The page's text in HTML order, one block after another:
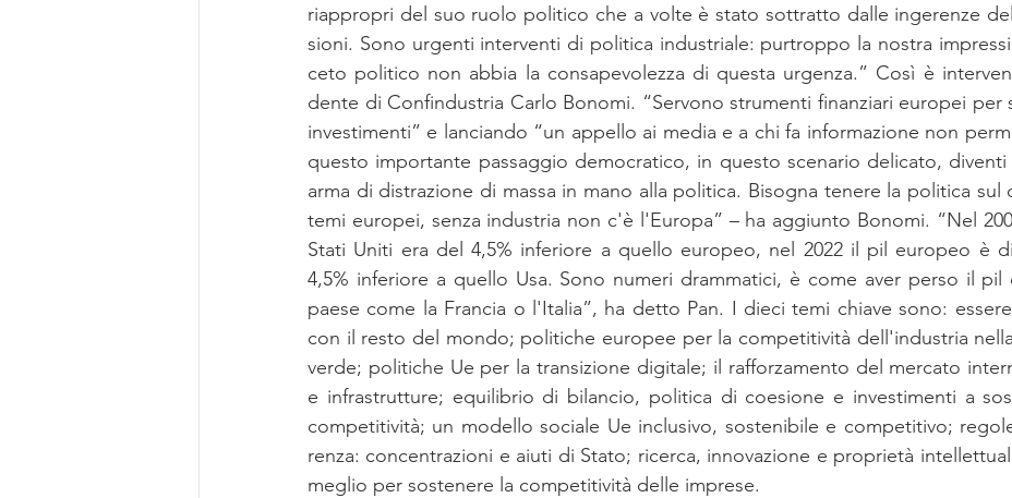
riap­pro­pri del suo ruolo po­li­ti­co che a vol­te è sta­to sot­trat­to dal­le in­ge­ren­ze
sio­ni. Sono ur­gen­ti in­ter­ven­ti di po­li­ti­ca in­du­stria­le: pur­trop­po la no­stra
ceto po­li­ti­co non ab­bia la con­sa­pe­vo­lez­za di que­sta ur­gen­za.” Così è
den­te di Con­fin­du­stria Car­lo Bo­no­mi. “Ser­vo­no stru­men­ti fi­nan­zia­ri eu­ro­pei per
in­ve­sti­men­ti” e lan­cian­do “un ap­pel­lo ai me­dia e a chi fa in­for­ma­zio­ne non
que­sto im­por­tan­te pas­sag­gio de­mo­cra­ti­co, in que­sto sce­na­rio de­li­ca­to, di­ven­ti
arma di di­stra­zio­ne di mas­sa in mano alla po­li­ti­ca. Bi­so­gna te­ne­re la po­li­ti­ca
temi eu­ro­pei, sen­za in­du­stria non c'è l'Eu­ro­pa” – ha aggiunto Bonomi. “Ne­l
Sta­ti Uni­ti era del 4,5% in­fe­rio­re a quel­lo eu­ro­peo, nel 2022 il pil eu­ro­peo è
4,5% in­fe­rio­re a quel­lo Usa. Sono nu­me­ri dram­ma­ti­ci, è come aver per­so il
pae­se come la Fran­cia o l'I­ta­lia”, ha det­to Pan. I die­ci temi chia­ve sono:
con il re­sto del mon­do; po­li­ti­che eu­ro­pee per­ la com­pe­ti­ti­vi­tà del­l'in­du­stria
ver­de; po­li­ti­che Ue per la tran­si­zio­ne di­gi­ta­le; il raf­for­za­men­to del mer­ca­to
e in­fra­strut­tu­re; equi­li­brio di bi­lan­cio, po­li­ti­ca di coe­sio­ne e in­ve­sti­men­ti a
com­pe­ti­ti­vi­tà; un mo­del­lo so­cia­le Ue in­clu­si­vo, so­ste­ni­bi­le e com­pe­ti­ti­vo;
ren­za: con­cen­tra­zio­ni e aiu­ti di Sta­to; ri­cer­ca, in­no­va­zio­ne e pro­prie­tà
me­glio per so­ste­ne­re la com­pe­ti­ti­vi­tà del­le im­pre­se.